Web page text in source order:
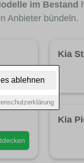
ablehnen
im Bestand
Anbieter bündeln.
Kia
Kia